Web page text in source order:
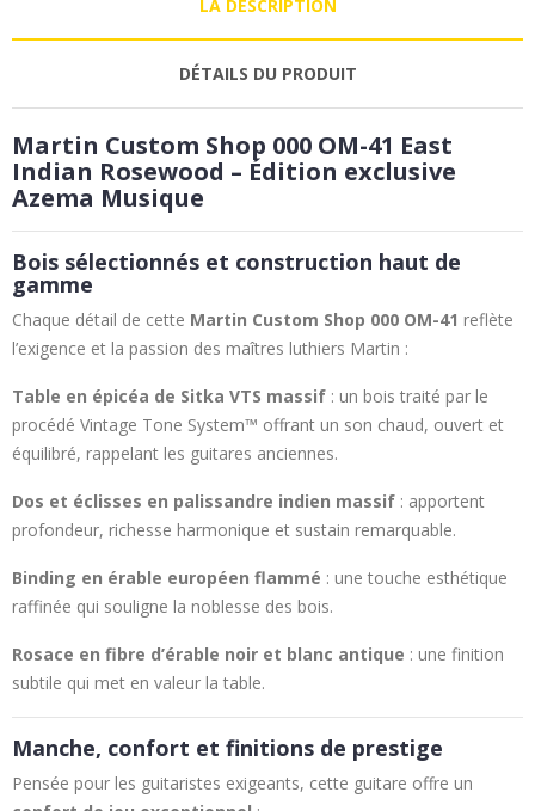
LA DESCRIPTION
DÉTAILS DU PRODUIT
Martin Custom Shop 000 OM-41 East
Indian Rosewood – Édition exclusive
Azema Musique
Bois sélectionnés et construction haut de
gamme
Chaque détail de cette Martin Custom Shop 000 OM-41 reflète
l’exigence et la passion des maîtres luthiers Martin :
Table en épicéa de Sitka VTS massif : un bois traité par le
procédé Vintage Tone System™ offrant un son chaud, ouvert et
équilibré, rappelant les guitares anciennes.
Dos et éclisses en palissandre indien massif : apportent
profondeur, richesse harmonique et sustain remarquable.
Binding en érable européen flammé : une touche esthétique
raffinée qui souligne la noblesse des bois.
Rosace en fibre d’érable noir et blanc antique : une finition
subtile qui met en valeur la table.
Manche, confort et finitions de prestige
Pensée pour les guitaristes exigeants, cette guitare offre un